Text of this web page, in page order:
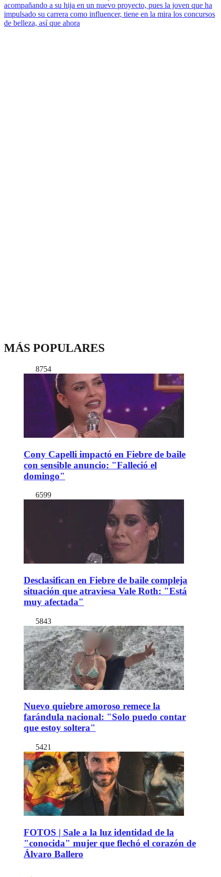
acompañando a su hija en un nuevo proyecto, pues la joven que ha
impulsado su carrera como influencer, tiene en la mira los concursos
de belleza, así que ahora
MÁS POPULARES
8754
Cony Capelli impactó en Fiebre de baile
con sensible anuncio: "Falleció el
domingo"
6599
Desclasifican en Fiebre de baile compleja
situación que atraviesa Vale Roth: "Está
muy afectada"
5843
Nuevo quiebre amoroso remece la
farándula nacional: "Solo puedo contar
que estoy soltera"
5421
FOTOS | Sale a la luz identidad de la
"conocida" mujer que flechó el corazón de
Álvaro Ballero